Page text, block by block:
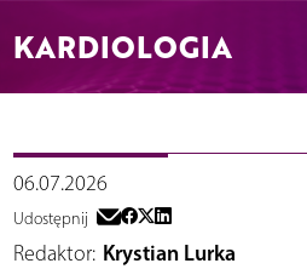
KARDIOLOGIA
06.07.2026
Udostępnij
Redaktor: Krystian Lurka